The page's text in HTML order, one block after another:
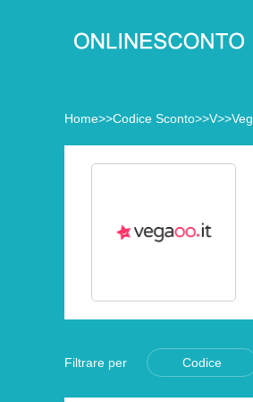
Home>>Codice Sconto>>V>>
Filtrare per Codice